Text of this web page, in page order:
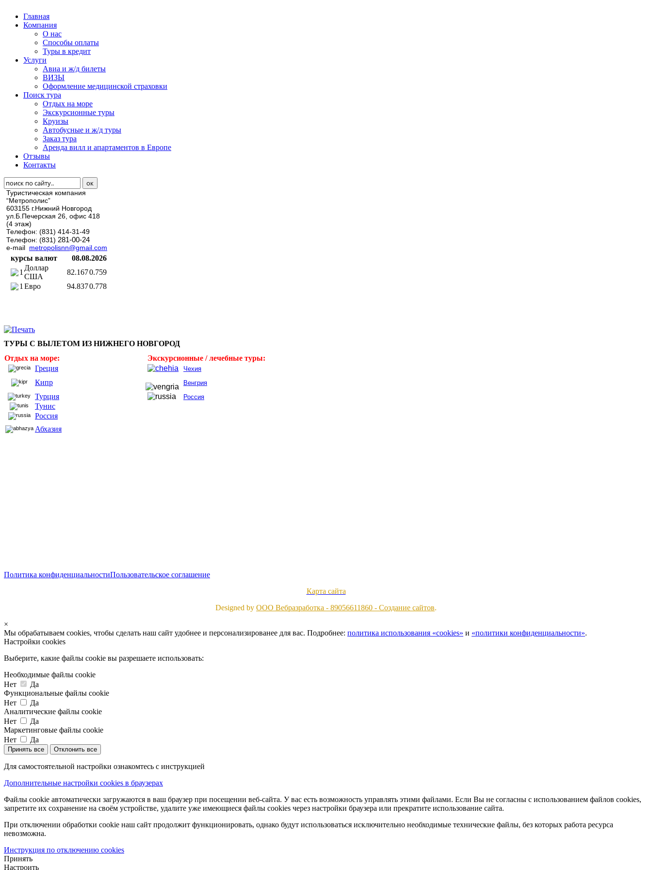
Главная
Компания
О нас
Способы оплаты
Туры в кредит
Услуги
Авиа и ж/д билеты
ВИЗЫ
Оформление медицинской страховки
Поиск тура
Отдых на море
Экскурсионные туры
Круизы
Автобусные и ж/д туры
Заказ тура
Аренда вилл и апартаментов в Европе
Отзывы
Контакты
Туристическая компания
“Метрополис”
603155 г.Нижний Новгород
ул.Б.Печерская 26, офис 418
(4 этаж)
Телефон: (831) 414-31-49
Телефон: (831) 281-00-24
e-mail metropolisnn@gmail.com
курсы валют
08.08.2026
1
Доллар
США
82.1670.759
1 Евро 94.8370.778
ТУРЫ С ВЫЛЕТОМ ИЗ НИЖНЕГО НОВГОРОД
Отдых на море:
Экскурсионные / лечебные туры:
Греция
Чехия
Кипр Венгрия
Турция Россия
Тунис
Россия
Абхазия
Политика конфиденциальностиПользовательское соглашение
Карта сайта
Designed by ООО Вебразработка - 89056611860 - Создание сайтов.
×
Мы обрабатываем cookies, чтобы сделать наш сайт удобнее и персонализированее для вас. Подробнее: политика использования «cookies» и «политики конфиденциальности».
Настройки cookies
Выберите, какие файлы cookie вы разрешаете использовать:
Необходимые файлы cookie
Нет
Да
Функциональные файлы cookie
Нет
Да
Аналитические файлы cookie
Нет
Да
Маркетинговые файлы cookie
Нет
Да
Принять все Отклонить все
Для самостоятельной настройки ознакомтесь с инструкцией
Дополнительные настройки cookies в браузерах
Файлы cookie автоматически загружаются в ваш браузер при посещении веб-сайта. У вас есть возможность управлять этими файлами. Если Вы не согласны с использованием файлов cookies,
запретите их сохранение на своём устройстве, удалите уже имеющиеся файлы cookies через настройки браузера или прекратите использование сайта.
При отключении обработки cookie наш сайт продолжит функционировать, однако будут использоваться исключительно необходимые технические файлы, без которых работа ресурса
невозможна.
Инструкция по отключению cookies
Принять
Настроить